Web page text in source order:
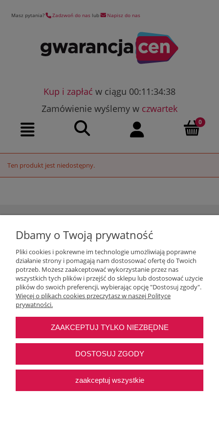
Masz pytania? Zadzwoń do nas lub Napisz do nas
Kup i zapłać w ciągu 00:11:34:38
Zamówienie wyślemy w czwartek
Ten produkt jest niedostępny.
Moje konto
O nas
Najczęstsze pytania
Pomoc
Dbamy o Twoją prywatność
Pliki cookies i pokrewne im technologie umożliwiają poprawne
działanie strony i pomagają nam dostosować ofertę do Twoich
potrzeb. Możesz zaakceptować wykorzystanie przez nas
wszystkich tych plików i przejść do sklepu lub dostosować użycie
plików do swoich preferencji, wybierając opcję "Dostosuj zgody".
Więcej o plikach cookies przeczytasz w naszej Polityce
prywatności.
ZAAKCEPTUJ TYLKO NIEZBĘDNE
DOSTOSUJ ZGODY
zaakceptuj wszystkie